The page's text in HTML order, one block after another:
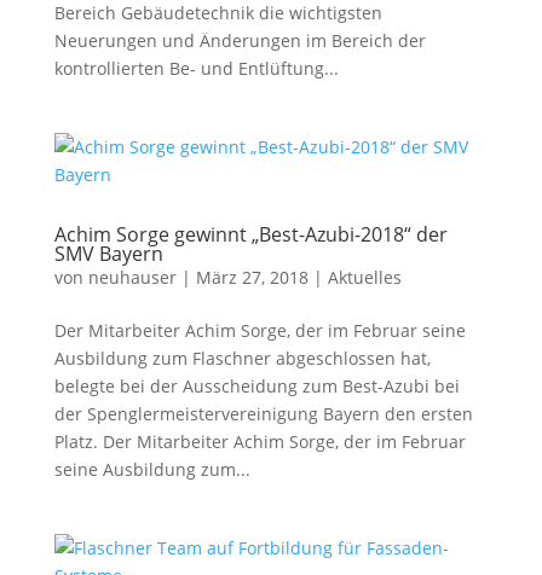
Bereich Gebäudetechnik die wichtigsten
Neuerungen und Änderungen im Bereich der
kontrollierten Be- und Entlüftung...
Achim Sorge gewinnt „Best-Azubi-2018“ der
SMV Bayern
von neuhauser| März 27, 2018| Aktuelles
Der Mitarbeiter Achim Sorge, der im Februar seine
Ausbildung zum Flaschner abgeschlossen hat,
belegte bei der Ausscheidung zum Best-Azubi bei
der Spenglermeistervereinigung Bayern den ersten
Platz. Der Mitarbeiter Achim Sorge, der im Februar
seine Ausbildung zum...